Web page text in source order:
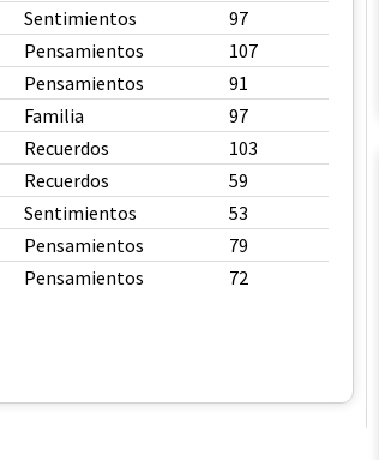
Sentimientos
97
Pensamientos
107
Pensamientos
91
Familia
97
Recuerdos
103
Recuerdos
59
Sentimientos
53
Pensamientos
79
Pensamientos 72